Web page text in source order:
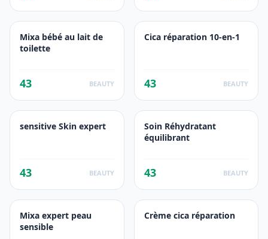
Mixa bébé au lait de
toilette
43 BEAUTY
Cica réparation 10-en-1
43 BEAUTY
sensitive Skin expert
43 BEAUTY
Soin Réhydratant
équilibrant
43 BEAUTY
Mixa expert peau
sensible
Crème cica réparation